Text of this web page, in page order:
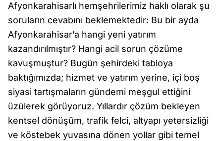
Afyonkarahisarlı hemşehrilerimiz haklı olarak şu
soruların cevabını beklemektedir: Bu bir ayda
Afyonkarahisar’a hangi yeni yatırım
kazandırılmıştır? Hangi acil sorun çözüme
kavuşmuştur? Bugün şehirdeki tabloya
baktığımızda; hizmet ve yatırım yerine, içi boş
siyasi tartışmaların gündemi meşgul ettiğini
üzülerek görüyoruz. Yıllardır çözüm bekleyen
kentsel dönüşüm, trafik felci, altyapı yetersizliği
ve köstebek yuvasına dönen yollar gibi temel